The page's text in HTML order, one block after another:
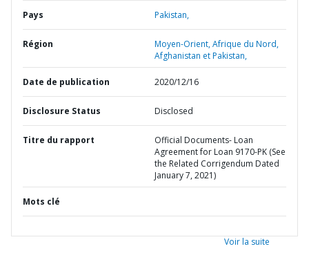
Pays Pakistan,
Région
Moyen-Orient, Afrique du Nord,
Afghanistan et Pakistan,
Date de publication 2020/12/16
Disclosure Status Disclosed
Titre du rapport
Official Documents- Loan
Agreement for Loan 9170-PK (See
the Related Corrigendum Dated
January 7, 2021)
Mots clé
Voir la suite